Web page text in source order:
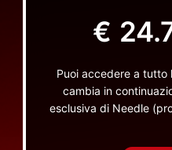
€
Puoi accedere a tutto
cambia in
esclusiva di Needle